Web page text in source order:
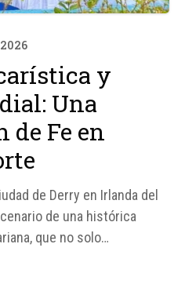
y
Una
de Fe en
de Derry en Irlanda del
de una histórica
que no solo
inicio de una procesión